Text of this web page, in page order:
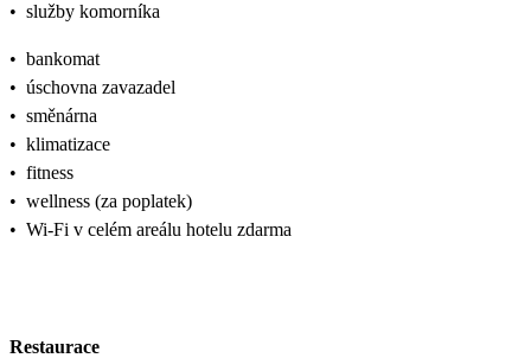
• služby komorníka
• bankomat
• úschovna zavazadel
• směnárna
• klimatizace
• fitness
• wellness (za poplatek)
• Wi‑Fi v celém areálu hotelu zdarma
Restaurace